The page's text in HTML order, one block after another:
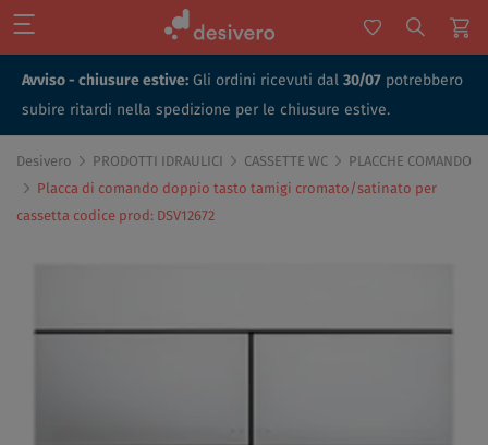
Avviso - chiusure estive: Gli ordini ricevuti dal 30/07 potrebbero
subire ritardi nella spedizione per le chiusure estive.
Desivero PRODOTTI IDRAULICI CASSETTE WC
PLACCHE COMANDO
Placca di comando doppio tasto tamigi cromato/satinato per
cassetta codice prod: DSV12672